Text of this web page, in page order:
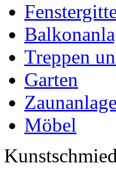
Treppen
Garten
Möbel